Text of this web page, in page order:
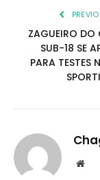
ZAGUEIRO
SUB-18 SE
PARA TESTES